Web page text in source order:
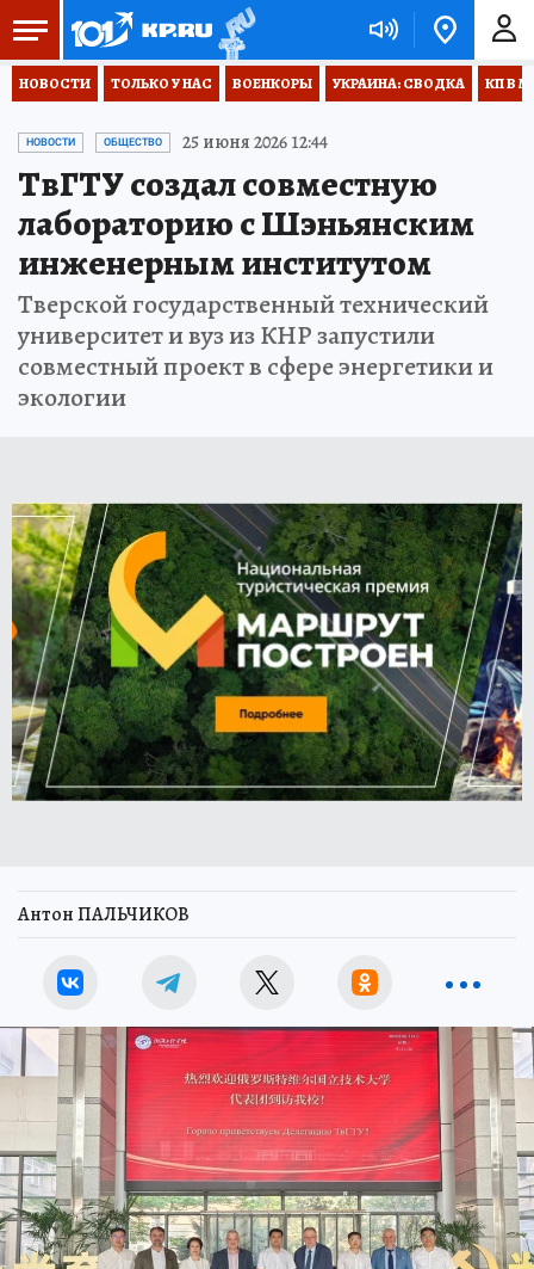
НОВОСТИ ТОЛЬКО У НАС ВОЕНКОРЫ УКРАИНА: СВОДКА КП В
НОВОСТИ ОБЩЕСТВО 25 июня 2026 12:44
ТвГТУ создал совместную
лабораторию с Шэньянским
инженерным институтом
Тверской государственный технический
университет и вуз из КНР запустили
совместный проект в сфере энергетики и
экологии
Антон ПАЛЬЧИКОВ